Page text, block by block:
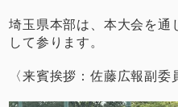
埼玉県本部は、本大会を通
して参ります。
〈来賓挨拶：佐藤広報副委